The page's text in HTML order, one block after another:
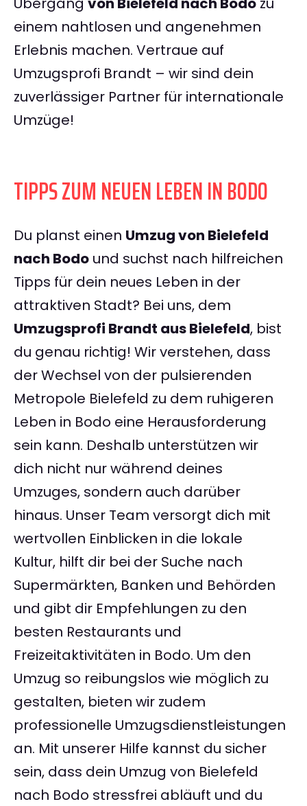
einem nahtlosen und angenehmen
Erlebnis machen. Vertraue auf
Umzugsprofi Brandt – wir sind dein
zuverlässiger Partner für internationale
Umzüge!
TIPPS ZUM NEUEN LEBEN IN BODO
Du planst einen Umzug von Bielefeld
nach Bodo und suchst nach hilfreichen
Tipps für dein neues Leben in der
attraktiven Stadt? Bei uns, dem
Umzugsprofi Brandt aus Bielefeld, bist
du genau richtig! Wir verstehen, dass
der Wechsel von der pulsierenden
Metropole Bielefeld zu dem ruhigeren
Leben in Bodo eine Herausforderung
sein kann. Deshalb unterstützen wir
dich nicht nur während deines
Umzuges, sondern auch darüber
hinaus. Unser Team versorgt dich mit
wertvollen Einblicken in die lokale
Kultur, hilft dir bei der Suche nach
Supermärkten, Banken und Behörden
und gibt dir Empfehlungen zu den
besten Restaurants und
Freizeitaktivitäten in Bodo. Um den
Umzug so reibungslos wie möglich zu
gestalten, bieten wir zudem
professionelle Umzugsdienstleistungen
an. Mit unserer Hilfe kannst du sicher
sein, dass dein Umzug von Bielefeld
nach Bodo stressfrei abläuft und du